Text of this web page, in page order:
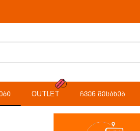
OUTLET ᲩᲕᲔᲜ ᲨᲔᲡᲐᲮᲔᲑ